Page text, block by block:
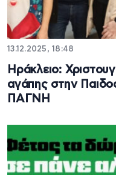
13.12.2025, 18:48
Ηράκλειο:
αγάπης στην
ΠΑΓΝΗ